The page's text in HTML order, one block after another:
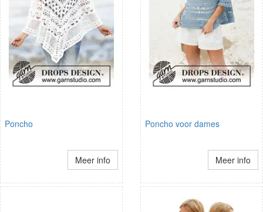
Poncho
Meer info
Poncho voor dames
Meer info